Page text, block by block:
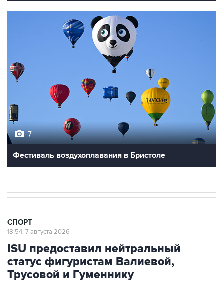
7
Фестиваль воздухоплавания в Бристоле
СПОРТ
18:54, 7 августа 2026
ISU предоставил нейтральный
статус фигуристам Валиевой,
Трусовой и Гуменнику